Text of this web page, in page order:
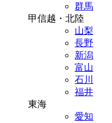
群馬
甲信越・北陸
山梨
長野
新潟
富山
石川
福井
東海
愛知